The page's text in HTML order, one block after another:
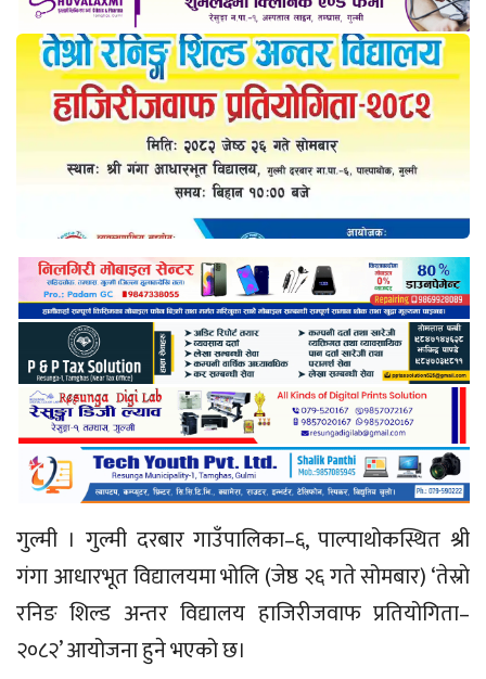
गुल्मी । गुल्मी दरबार गाउँपालिका–६, पाल्पाथोकस्थित श्री
गंगा आधारभूत विद्यालयमा भोलि (जेष्ठ २६ गते सोमबार) ‘तेस्राे
रनिङ शिल्ड अन्तर विद्यालय हाजिरीजवाफ प्रतियोगिता–
२०८२’ आयोजना हुने भएको छ।